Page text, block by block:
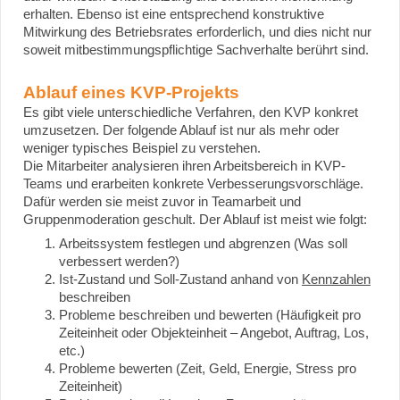
erhalten. Ebenso ist eine entsprechend konstruktive
Mitwirkung des Betriebsrates erforderlich, und dies nicht nur
soweit mitbestimmungspflichtige Sachverhalte berührt sind.
Ablauf eines KVP-Projekts
Es gibt viele unterschiedliche Verfahren, den KVP konkret
umzusetzen. Der folgende Ablauf ist nur als mehr oder
weniger typisches Beispiel zu verstehen.
Die Mitarbeiter analysieren ihren Arbeitsbereich in KVP-
Teams und erarbeiten konkrete Verbesserungsvorschläge.
Dafür werden sie meist zuvor in Teamarbeit und
Gruppenmoderation geschult. Der Ablauf ist meist wie folgt:
Arbeitssystem festlegen und abgrenzen (Was soll
verbessert werden?)
Ist-Zustand und Soll-Zustand anhand von Kennzahlen
beschreiben
Probleme beschreiben und bewerten (Häufigkeit pro
Zeiteinheit oder Objekteinheit – Angebot, Auftrag, Los,
etc.)
Probleme bewerten (Zeit, Geld, Energie, Stress pro
Zeiteinheit)